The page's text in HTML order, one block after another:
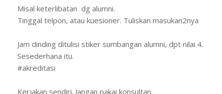
Misal keterlibatan dg alumni.
Tinggal telpon, atau kuesioner. Tuliskan masukan2nya
Jam dinding ditulisi stiker sumbangan alumni, dpt nilai 4.
Sesederhana itu.
#akreditasi
Kerjakan sendiri. Jangan pakai konsultan.